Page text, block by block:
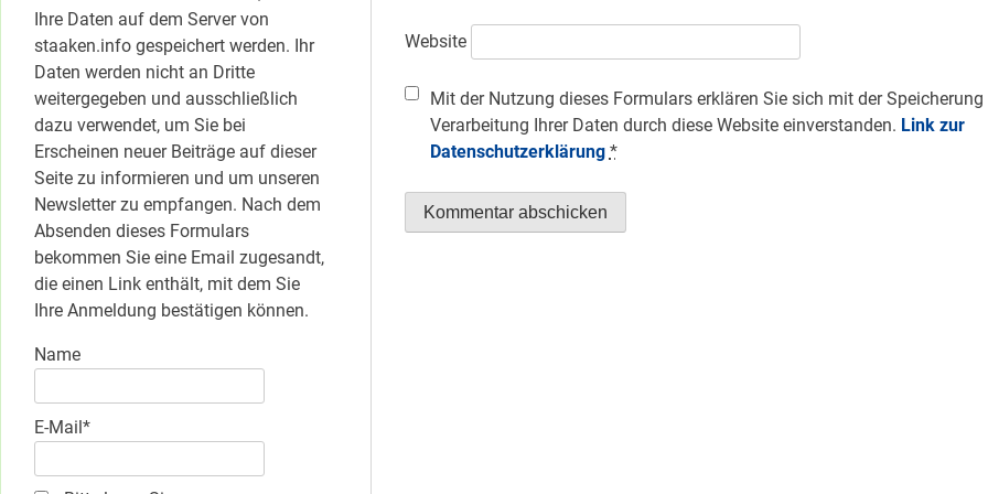
Website
Mit der Nutzung dieses Formulars erklären Sie sich mit der Speicherung
Verarbeitung Ihrer Daten durch diese Website einverstanden. Link zur
Datenschutzerklärung *
Ihre Daten auf dem Server von
staaken.info gespeichert werden. Ihr
Daten werden nicht an Dritte
weitergegeben und ausschließlich
dazu verwendet, um Sie bei
Erscheinen neuer Beiträge auf dieser
Seite zu informieren und um unseren
Newsletter zu empfangen. Nach dem
Absenden dieses Formulars
bekommen Sie eine Email zugesandt,
die einen Link enthält, mit dem Sie
Ihre Anmeldung bestätigen können.
Name
E-Mail*